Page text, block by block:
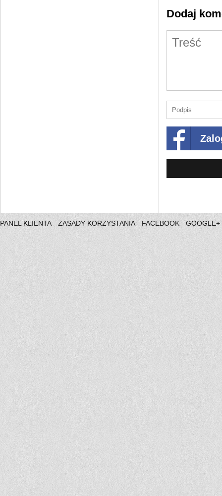
Dodaj
PANEL KLIENTA ZASADY KORZYSTANIA FACEBOOK GOOGLE+